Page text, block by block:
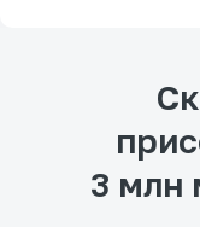
3 млн